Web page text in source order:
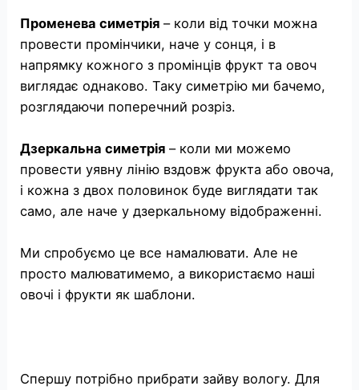
Променева симетрія – коли від точки можна
провести промінчики, наче у сонця, і в
напрямку кожного з промінців фрукт та овоч
виглядає однаково. Таку симетрію ми бачемо,
розглядаючи поперечний розріз.
Дзеркальна симетрія – коли ми можемо
провести уявну лінію вздовж фрукта або овоча,
і кожна з двох половинок буде виглядати так
само, але наче у дзеркальному відображенні.
Ми спробуємо це все намалювати. Але не
просто малюватимемо, а використаємо наші
овочі і фрукти як шаблони.
Спершу потрібно прибрати зайву вологу. Для